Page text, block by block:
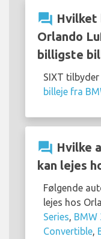
question_answer Hvilket
Orlando
billigste
SIXT
billeje fra
question_answer Hvilke
kan lejes
Følgende
lejes hos
Series BMW
Convertible